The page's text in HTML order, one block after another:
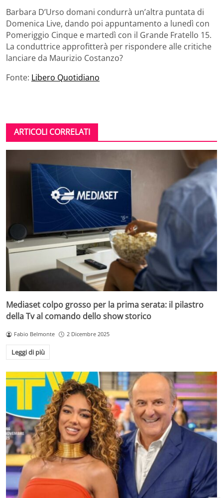
Barbara D’Urso domani condurrà un’altra puntata di
Domenica Live, dando poi appuntamento a lunedì con
Pomeriggio Cinque e martedì con il Grande Fratello 15.
La conduttrice approfitterà per rispondere alle critiche
lanciare da Maurizio Costanzo?
Fonte: Libero Quotidiano
ARTICOLI CORRELATI
Mediaset colpo grosso per la prima serata: il pilastro
della Tv al comando dello show storico
Fabio Belmonte 2 Dicembre 2025
Leggi di più